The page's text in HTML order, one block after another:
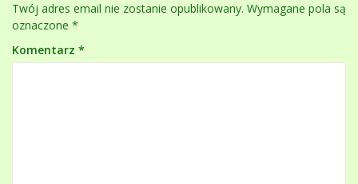
Twój adres email nie zostanie opublikowany. Wymagane pola są
oznaczone *
Komentarz *